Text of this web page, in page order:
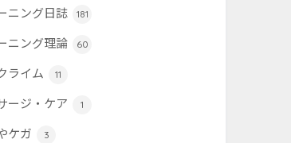
ニング日誌 181
ニング理論 60
ライム 11
ージ・ケア 1
ケガ 3